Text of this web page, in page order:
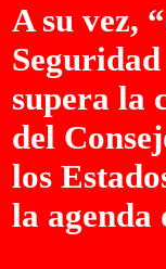
A su vez,
supera la
del
los
la